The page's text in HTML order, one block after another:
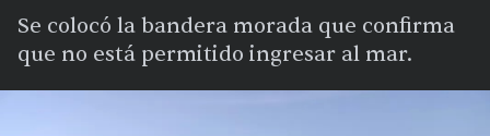
Se colocó la bandera morada que confirma
que no está permitido ingresar al mar.